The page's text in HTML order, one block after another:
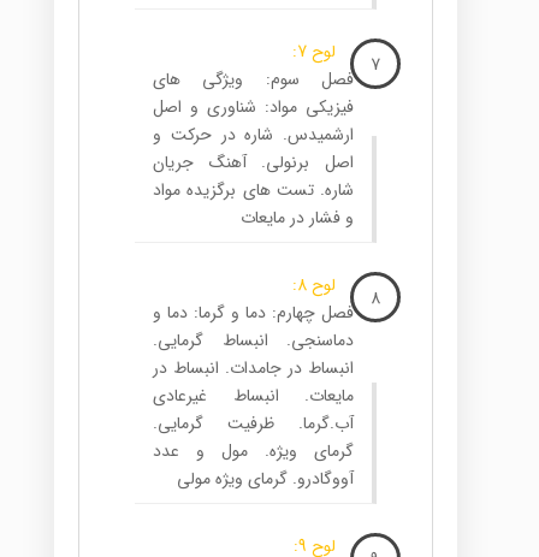
7
لوح 7:
فصل سوم: ویژگی های
فیزیکی مواد: شناوری و اصل
ارشمیدس. شاره در حرکت و
اصل برنولی. آهنگ جریان
شاره. تست های برگزیده مواد
و فشار در مایعات
8
لوح 8:
فصل چهارم: دما و گرما: دما و
دماسنجی. انبساط گرمایی.
انبساط در جامدات. انبساط در
مایعات. انبساط غیرعادی
آب.گرما. ظرفیت گرمایی.
گرمای ویژه. مول و عدد
آووگادرو. گرمای ویژه مولی
لوح 9: